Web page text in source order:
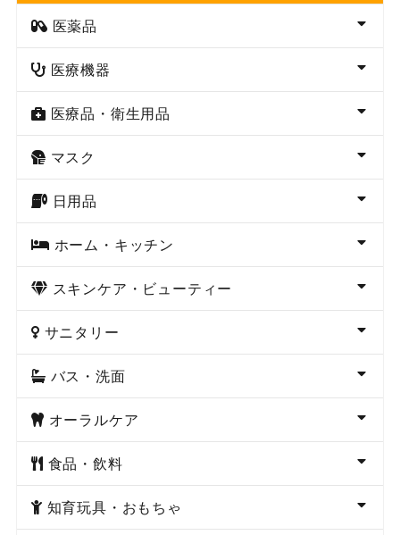
医薬品
医療機器
医療品・衛生用品
マスク
日用品
ホーム・キッチン
スキンケア・ビューティー
サニタリー
バス・洗面
オーラルケア
食品・飲料
知育玩具・おもちゃ